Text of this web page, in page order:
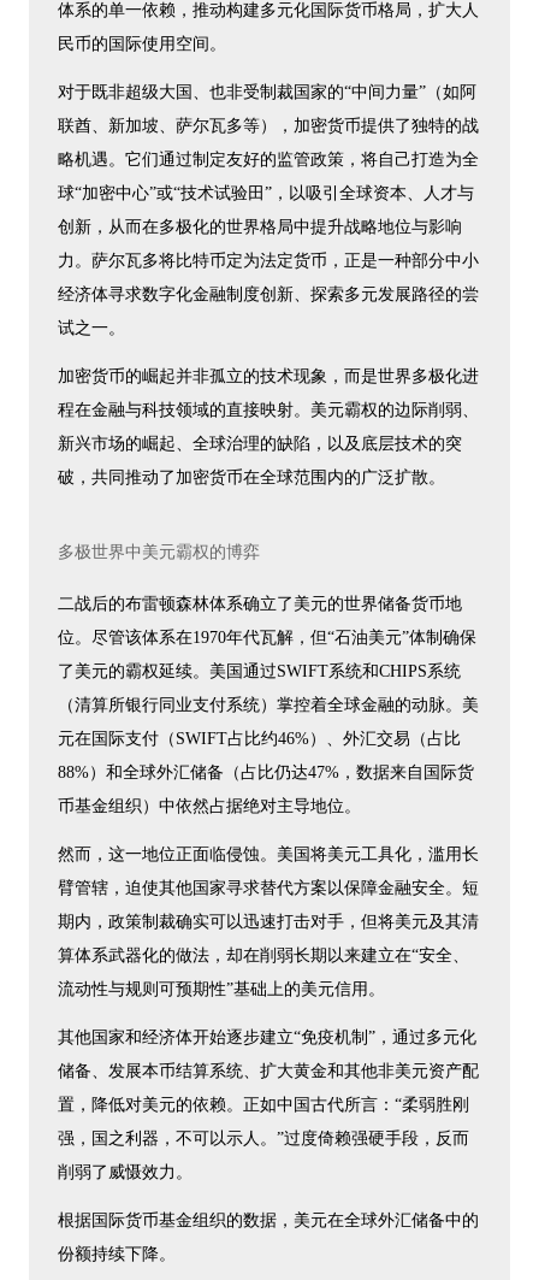
体系的单一依赖，推动构建多元化国际货币格局，扩大人
民币的国际使用空间。
对于既非超级大国、也非受制裁国家的“中间力量”（如阿
联酋、新加坡、萨尔瓦多等），加密货币提供了独特的战
略机遇。它们通过制定友好的监管政策，将自己打造为全
球“加密中心”或“技术试验田”，以吸引全球资本、人才与
创新，从而在多极化的世界格局中提升战略地位与影响
力。萨尔瓦多将比特币定为法定货币，正是一种部分中小
经济体寻求数字化金融制度创新、探索多元发展路径的尝
试之一。
加密货币的崛起并非孤立的技术现象，而是世界多极化进
程在金融与科技领域的直接映射。美元霸权的边际削弱、
新兴市场的崛起、全球治理的缺陷，以及底层技术的突
破，共同推动了加密货币在全球范围内的广泛扩散。
多极世界中美元霸权的博弈
二战后的布雷顿森林体系确立了美元的世界储备货币地
位。尽管该体系在1970年代瓦解，但“石油美元”体制确保
了美元的霸权延续。美国通过SWIFT系统和CHIPS系统
（清算所银行同业支付系统）掌控着全球金融的动脉。美
元在国际支付（SWIFT占比约46%）、外汇交易（占比
88%）和全球外汇储备（占比仍达47%，数据来自国际货
币基金组织）中依然占据绝对主导地位。
然而，这一地位正面临侵蚀。美国将美元工具化，滥用长
臂管辖，迫使其他国家寻求替代方案以保障金融安全。短
期内，政策制裁确实可以迅速打击对手，但将美元及其清
算体系武器化的做法，却在削弱长期以来建立在“安全、
流动性与规则可预期性”基础上的美元信用。
其他国家和经济体开始逐步建立“免疫机制”，通过多元化
储备、发展本币结算系统、扩大黄金和其他非美元资产配
置，降低对美元的依赖。正如中国古代所言：“柔弱胜刚
强，国之利器，不可以示人。”过度倚赖强硬手段，反而
削弱了威慑效力。
根据国际货币基金组织的数据，美元在全球外汇储备中的
份额持续下降。